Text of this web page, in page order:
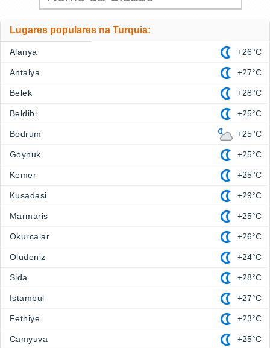
Lugares populares na Turquia:
Alanya +26°C
Antalya +27°C
Belek +28°C
Beldibi +25°C
Bodrum +25°C
Goynuk +25°C
Kemer +25°C
Kusadasi +29°C
Marmaris +25°C
Okurcalar +26°C
Oludeniz +24°C
Sida +28°C
Istambul +27°C
Fethiye +23°C
Camyuva +25°C